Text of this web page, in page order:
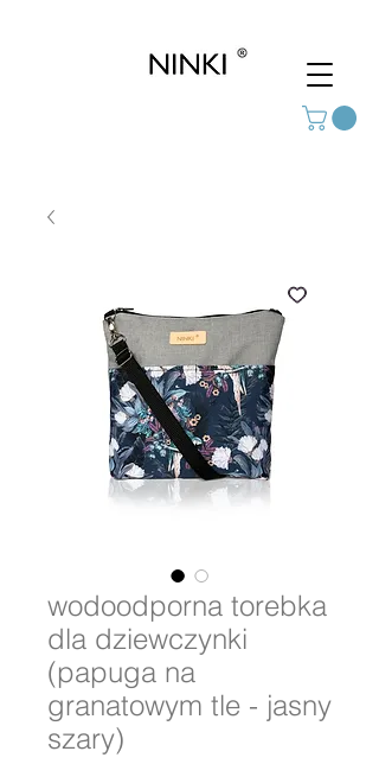
wodoodporna torebka
dla dziewczynki
(papuga na
granatowym tle - jasny
szary)